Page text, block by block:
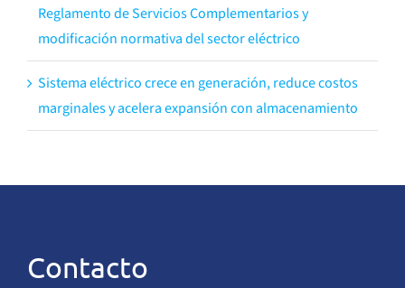
Reglamento de Servicios Complementarios y
modificación normativa del sector eléctrico
Sistema eléctrico crece en generación, reduce costos
marginales y acelera expansión con almacenamiento
Contacto